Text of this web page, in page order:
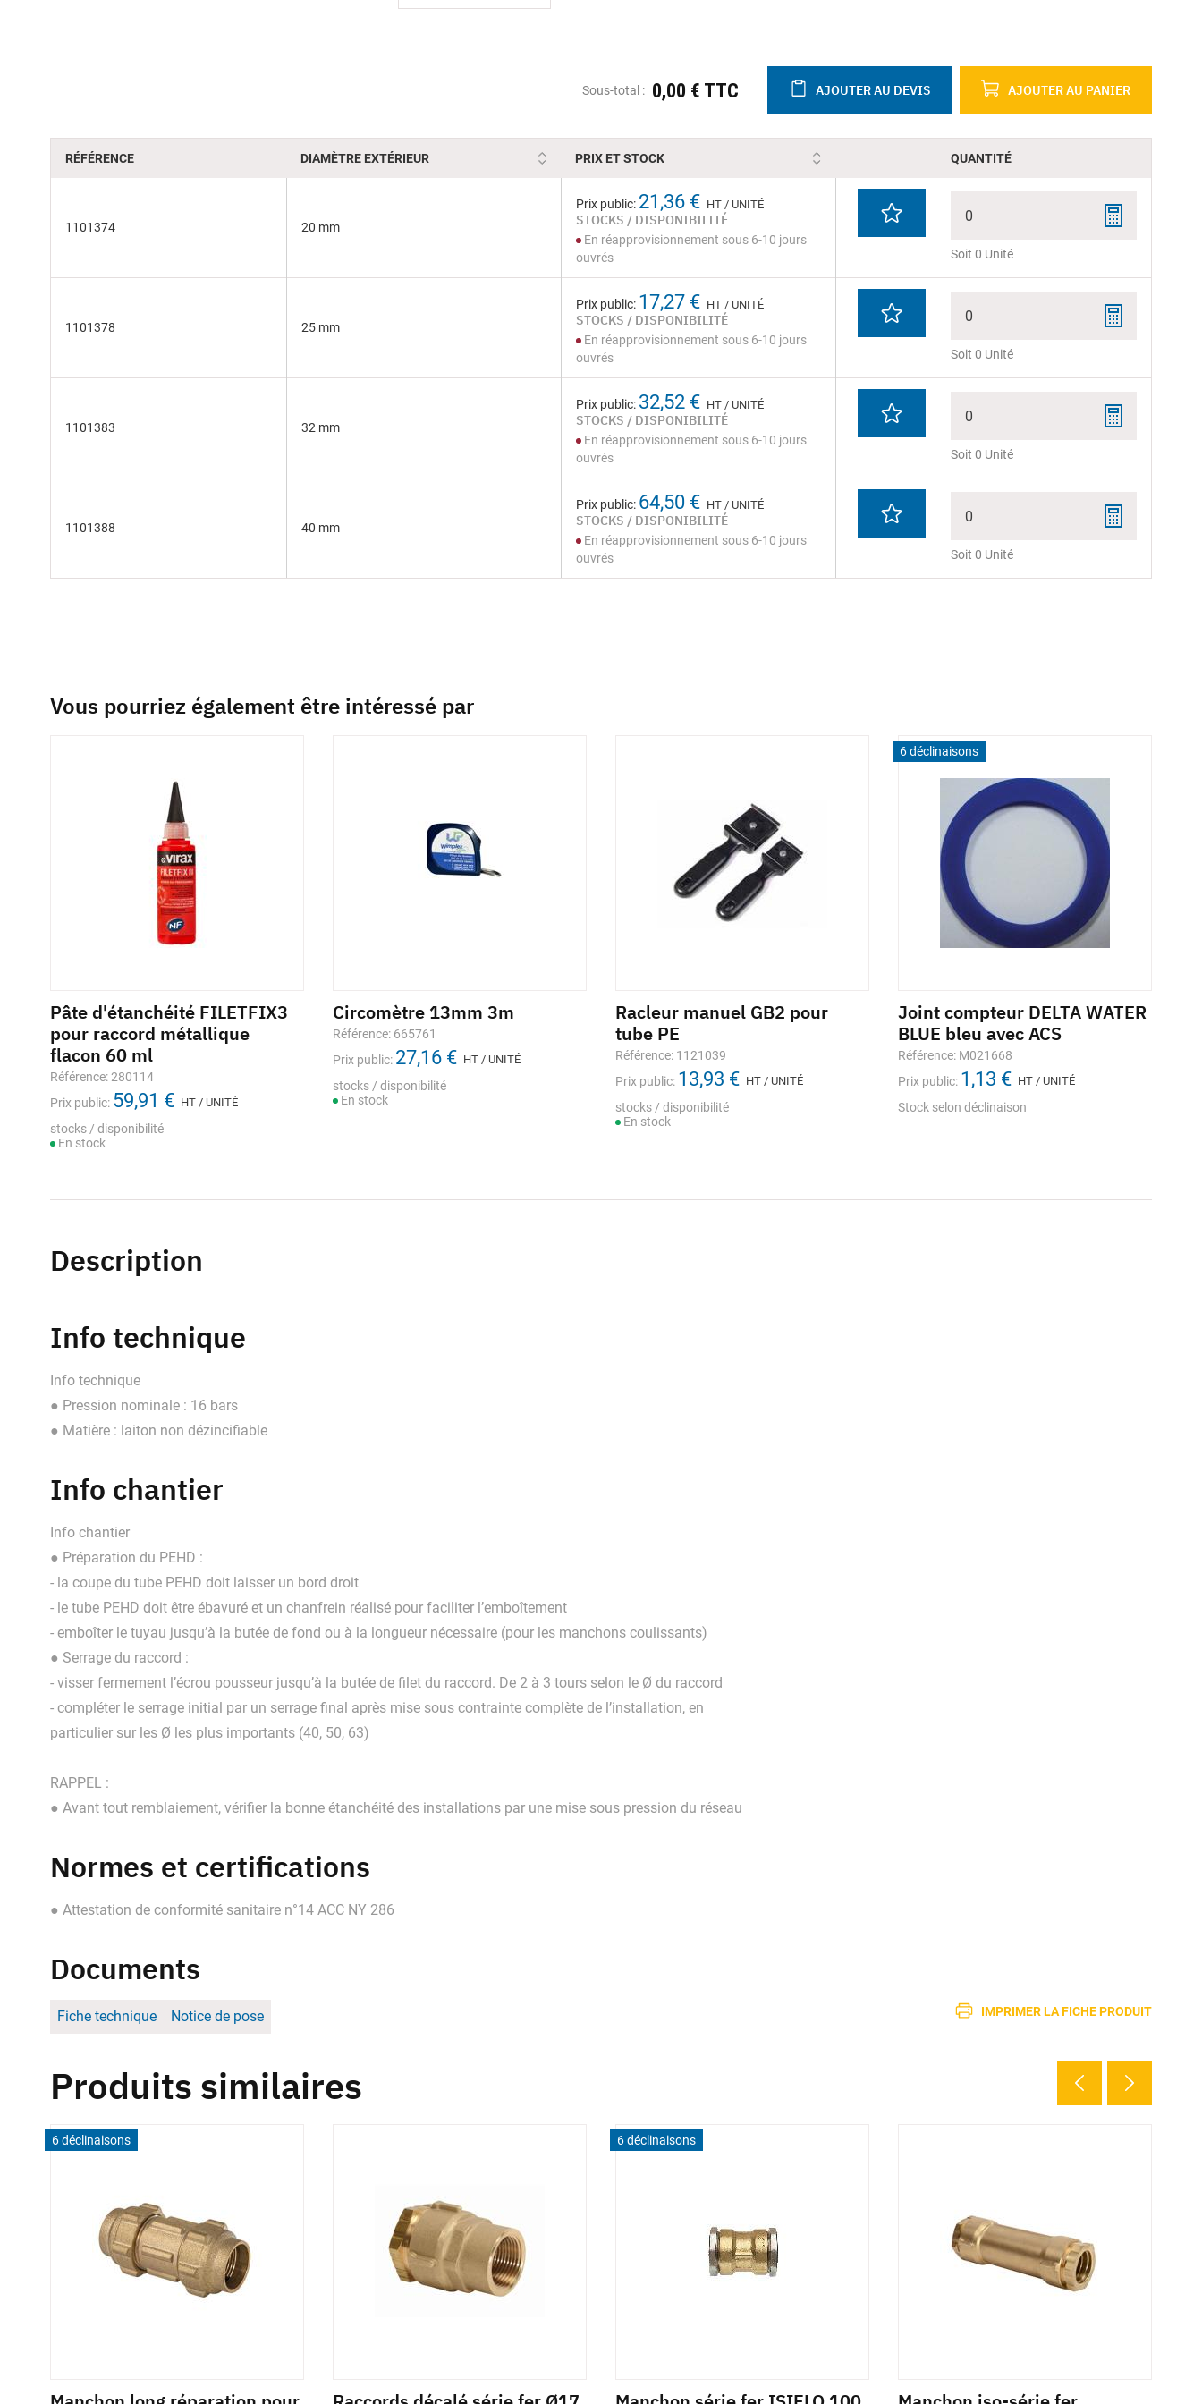
Sous-total : 0,00 € TTC AJOUTER AU DEVIS AJOUTER AU PANIER
RÉFÉRENCE DIAMÈTRE EXTÉRIEUR PRIX ET STOCK QUANTITÉ
1101374 20 mm
Prix public: 21,36 € HT / UNITÉ
STOCKS / DISPONIBILITÉ
En réapprovisionnement sous 6-10 jours
ouvrés
0
Soit 0 Unité
1101378 25 mm
Prix public: 17,27 € HT / UNITÉ
STOCKS / DISPONIBILITÉ
En réapprovisionnement sous 6-10 jours
ouvrés
0
Soit 0 Unité
1101383 32 mm
Prix public: 32,52 € HT / UNITÉ
STOCKS / DISPONIBILITÉ
En réapprovisionnement sous 6-10 jours
ouvrés
0
Soit 0 Unité
1101388 40 mm
Prix public: 64,50 € HT / UNITÉ
STOCKS / DISPONIBILITÉ
En réapprovisionnement sous 6-10 jours
ouvrés
0
Soit 0 Unité
Vous pourriez également être intéressé par
Pâte d'étanchéité FILETFIX3
pour raccord métallique
flacon 60 ml
Référence: 280114
Prix public: 59,91 € HT / UNITÉ
stocks / disponibilité
En stock
Circomètre 13mm 3m
Référence: 665761
Prix public: 27,16 € HT / UNITÉ
stocks / disponibilité
En stock
Racleur manuel GB2 pour
tube PE
Référence: 1121039
Prix public: 13,93 € HT / UNITÉ
stocks / disponibilité
En stock
6 déclinaisons
Joint compteur DELTA WATER
BLUE bleu avec ACS
Référence: M021668
Prix public: 1,13 € HT / UNITÉ
Stock selon déclinaison
Description
Info technique
Info technique
● Pression nominale : 16 bars
● Matière : laiton non dézincifiable
Info chantier
Info chantier
● Préparation du PEHD :
- la coupe du tube PEHD doit laisser un bord droit
- le tube PEHD doit être ébavuré et un chanfrein réalisé pour faciliter l’emboîtement
- emboîter le tuyau jusqu’à la butée de fond ou à la longueur nécessaire (pour les manchons coulissants)
● Serrage du raccord :
- visser fermement l’écrou pousseur jusqu’à la butée de filet du raccord. De 2 à 3 tours selon le Ø du raccord
- compléter le serrage initial par un serrage final après mise sous contrainte complète de l’installation, en
particulier sur les Ø les plus importants (40, 50, 63)
RAPPEL :
● Avant tout remblaiement, vérifier la bonne étanchéité des installations par une mise sous pression du réseau
Normes et certifications
● Attestation de conformité sanitaire n°14 ACC NY 286
Documents
Fiche technique Notice de pose IMPRIMER LA FICHE PRODUIT
Produits similaires
6 déclinaisons 6 déclinaisons